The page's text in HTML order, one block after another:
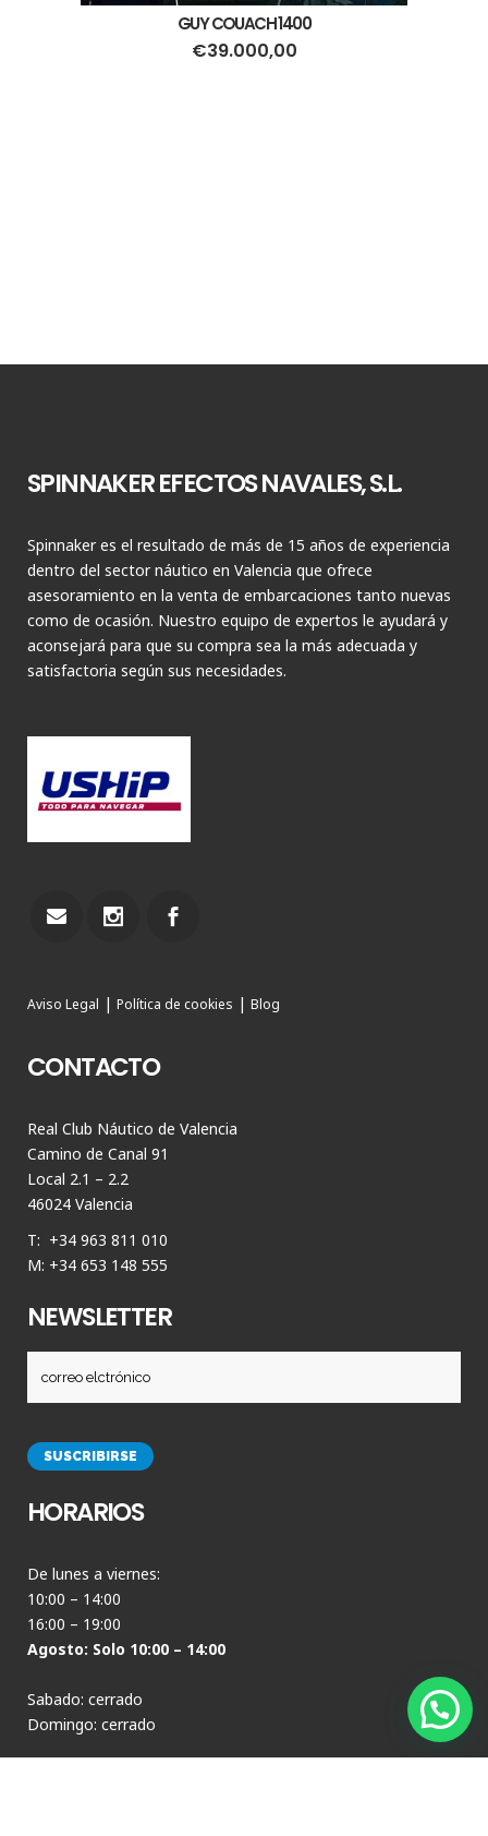
GUY COUACH 1400
€39.000,00
SPINNAKER EFECTOS NAVALES, S.L.
Spinnaker es el resultado de más de 15 años de experiencia
dentro del sector náutico en Valencia que ofrece
asesoramiento en la venta de embarcaciones tanto nuevas
como de ocasión. Nuestro equipo de expertos le ayudará y
aconsejará para que su compra sea la más adecuada y
satisfactoria según sus necesidades.
Aviso Legal | Política de cookies | Blog
CONTACTO
Real Club Náutico de Valencia
Camino de Canal 91
Local 2.1 – 2.2
46024 Valencia
T: +34 963 811 010
M: +34 653 148 555
NEWSLETTER
HORARIOS
De lunes a viernes:
10:00 – 14:00
16:00 – 19:00
Agosto: Solo 10:00 – 14:00
Sabado: cerrado
Domingo: cerrado